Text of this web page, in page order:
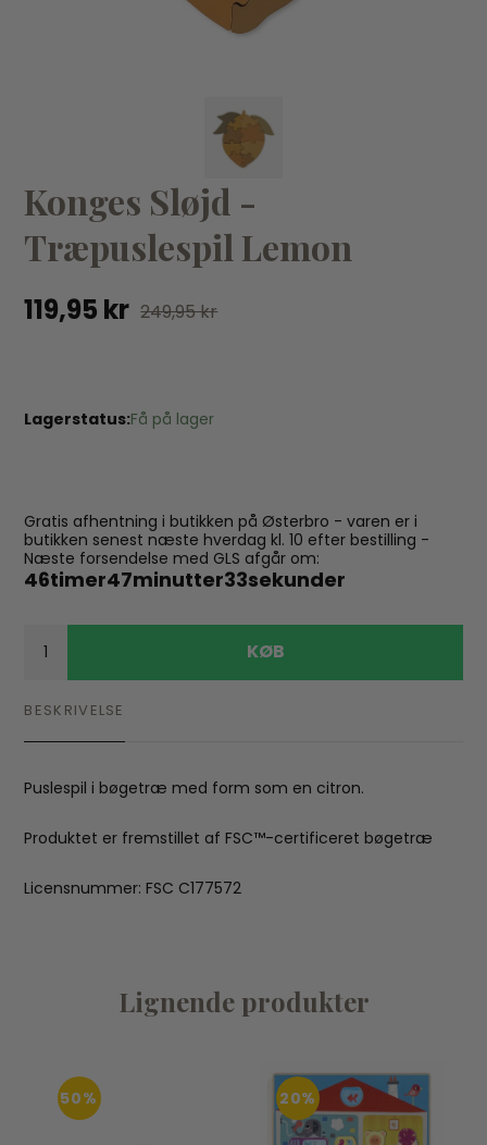
Bugaboo
Bugaboo Fox2+Fox3 ramme ALU
1.360,00 kr1.460,00 kr
Konges Sløjd -
Træpuslespil Lemon
119,95 kr 249,95 kr
Lagerstatus:Få på lager
Gratis afhentning i butikken på Østerbro - varen er i
butikken senest næste hverdag kl. 10 efter bestilling -
Næste forsendelse med GLS afgår om:
46timer47minutter32sekunder
KØB
BESKRIVELSE
Puslespil i bøgetræ med form som en citron.
Produktet er fremstillet af FSC™-certificeret bøgetræ
Licensnummer: FSC C177572
Lignende produkter
50% 20%